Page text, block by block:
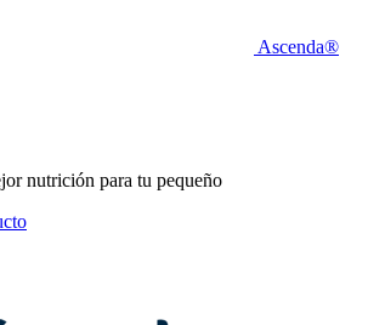
Ascenda®
nutrición para tu pequeño